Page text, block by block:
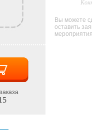
Вы можете
оставить